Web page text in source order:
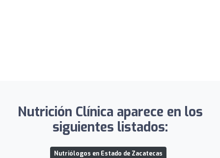
Nutrición Clínica aparece en los
siguientes listados:
Nutriólogos en Estado de Zacatecas